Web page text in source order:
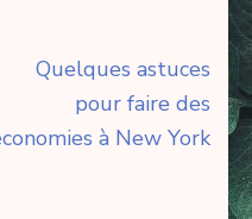
Quelques astuces
pour faire des
à New York